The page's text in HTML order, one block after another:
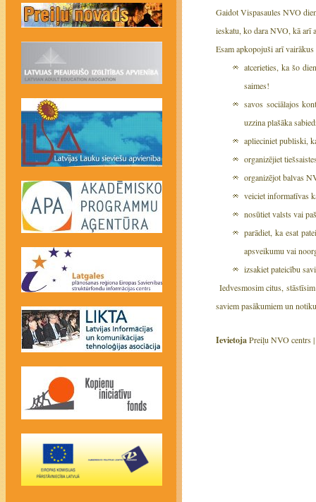
Gaidot Vispasaules NVO
ieskatu, ko dara NVO, kā arī
Esam apkopojuši arī
atcerieties, ka šo
saimes!
savos sociālajos
uzzina plašāka
aplieciniet publiski,
organizējiet
organizējot balvas
veiciet informatīvas
nosūtiet valsts vai
parādiet, ka esat
apsveikumu vai
izsakiet pateicību
Iedvesmosim citus,
saviem pasākumiem un
IevietojaPreiļu NVO centrs |